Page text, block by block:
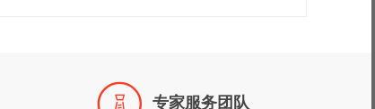
专家服务团队